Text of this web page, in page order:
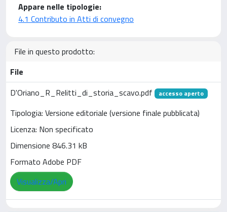
Appare nelle tipologie:
4.1 Contributo in Atti di convegno
File in questo prodotto:
File
D'Oriano_R_Relitti_di_storia_scavo.pdf
accesso aperto
Tipologia: Versione editoriale (versione finale pubblicata)
Licenza: Non specificato
Dimensione 846.31 kB
Formato Adobe PDF
Visualizza/Apri